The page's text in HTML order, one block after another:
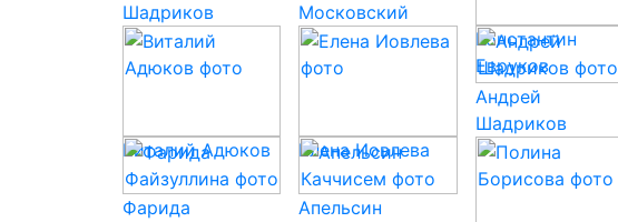
Шадриков
Московский
Константин
Евруков
Виталий Адюков Елена Иовлева
Андрей
Шадриков
Фарида
Апельсин